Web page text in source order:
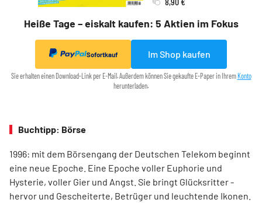
Heiße Tage – eiskalt kaufen: 5 Aktien im Fokus
Sofortkauf Im Shop kaufen
Sie erhalten einen Download-Link per E-Mail. Außerdem können Sie gekaufte E-Paper in Ihrem Konto
herunterladen.
Buchtipp: Börse
1996: mit dem ­Börsen­­gang der Deutschen Telekom ­beginnt
eine neue ­Epoche. Eine Epoche voller ­Euphorie und
Hysterie, ­voller Gier und Angst. Sie bringt Glücksritter ­
hervor und ­Gescheiterte, ­Betrüger und leuchtende Ikonen.